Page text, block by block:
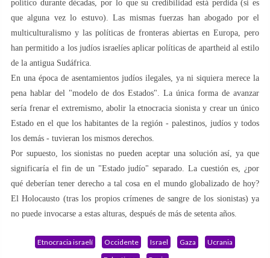
político durante décadas, por lo que su credibilidad está perdida (si es
que alguna vez lo estuvo). Las mismas fuerzas han abogado por el
multiculturalismo y las políticas de fronteras abiertas en Europa, pero
han permitido a los judíos israelíes aplicar políticas de apartheid al estilo
de la antigua Sudáfrica.
En una época de asentamientos judíos ilegales, ya ni siquiera merece la
pena hablar del "modelo de dos Estados". La única forma de avanzar
sería frenar el extremismo, abolir la etnocracia sionista y crear un único
Estado en el que los habitantes de la región - palestinos, judíos y todos
los demás - tuvieran los mismos derechos.
Por supuesto, los sionistas no pueden aceptar una solución así, ya que
significaría el fin de un "Estado judío" separado. La cuestión es, ¿por
qué deberían tener derecho a tal cosa en el mundo globalizado de hoy?
El Holocausto (tras los propios crímenes de sangre de los sionistas) ya
no puede invocarse a estas alturas, después de más de setenta años.
Etnocracia israelí Occidente Israel Gaza
Ucrania